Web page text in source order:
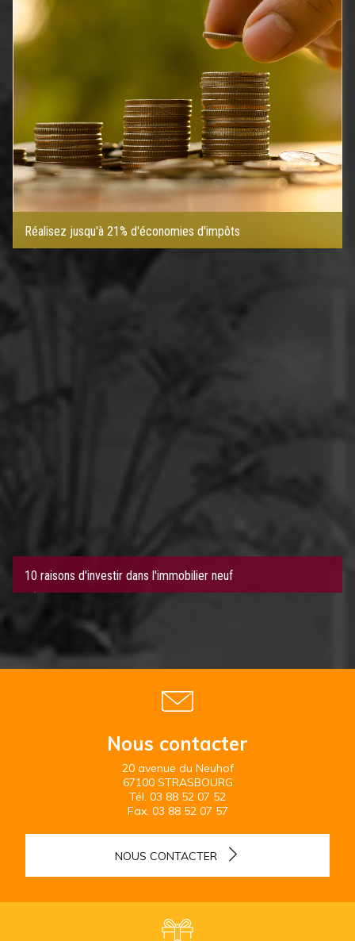
Réalisez jusqu'à 21% d'économies d'impôts
10 raisons d'investir dans l'immobilier neuf
Nous contacter
20 avenue du Neuhof
67100 STRASBOURG
Tél. 03 88 52 07 52
Fax. 03 88 52 07 57
NOUS CONTACTER